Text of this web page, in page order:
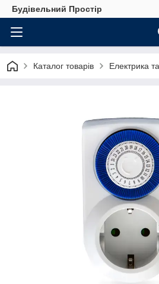
Будівельний Простір
Каталог товарів Електрика